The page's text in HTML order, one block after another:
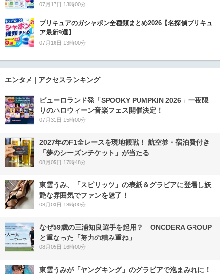
07月17日 13時00分
プリキュアのガシャポン全種類まとめ2026【名探偵プリキュ
ア最新9選】
07月16日 13時00分
エンタメ | アクセスランキング
ピューロランド発「SPOOKY PUMPKIN 2026」一夜限
りのハロウィーン音楽フェス開催決定！
07月31日 15時00分
2027年のF1全レースを現地観戦！ 航空券・宿泊費付き
「夢のシーズンチケット」が当たる
08月05日 17時48分
東雲うみ、「スピリッツ」の表紙＆グラビアに登場し妖
艶な雰囲気でファンを魅了！
08月03日 18時00分
なぜ59歳の三浦知良選手を起用？ ONODERA GROUP
と重なった「努力の積み重ね」
08月05日 16時00分
東雲うみが「ヤングキング」のグラビアで泡まみれに！